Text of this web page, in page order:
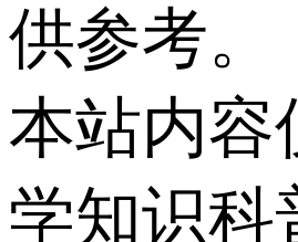
供参考。
本站内容
学知识科